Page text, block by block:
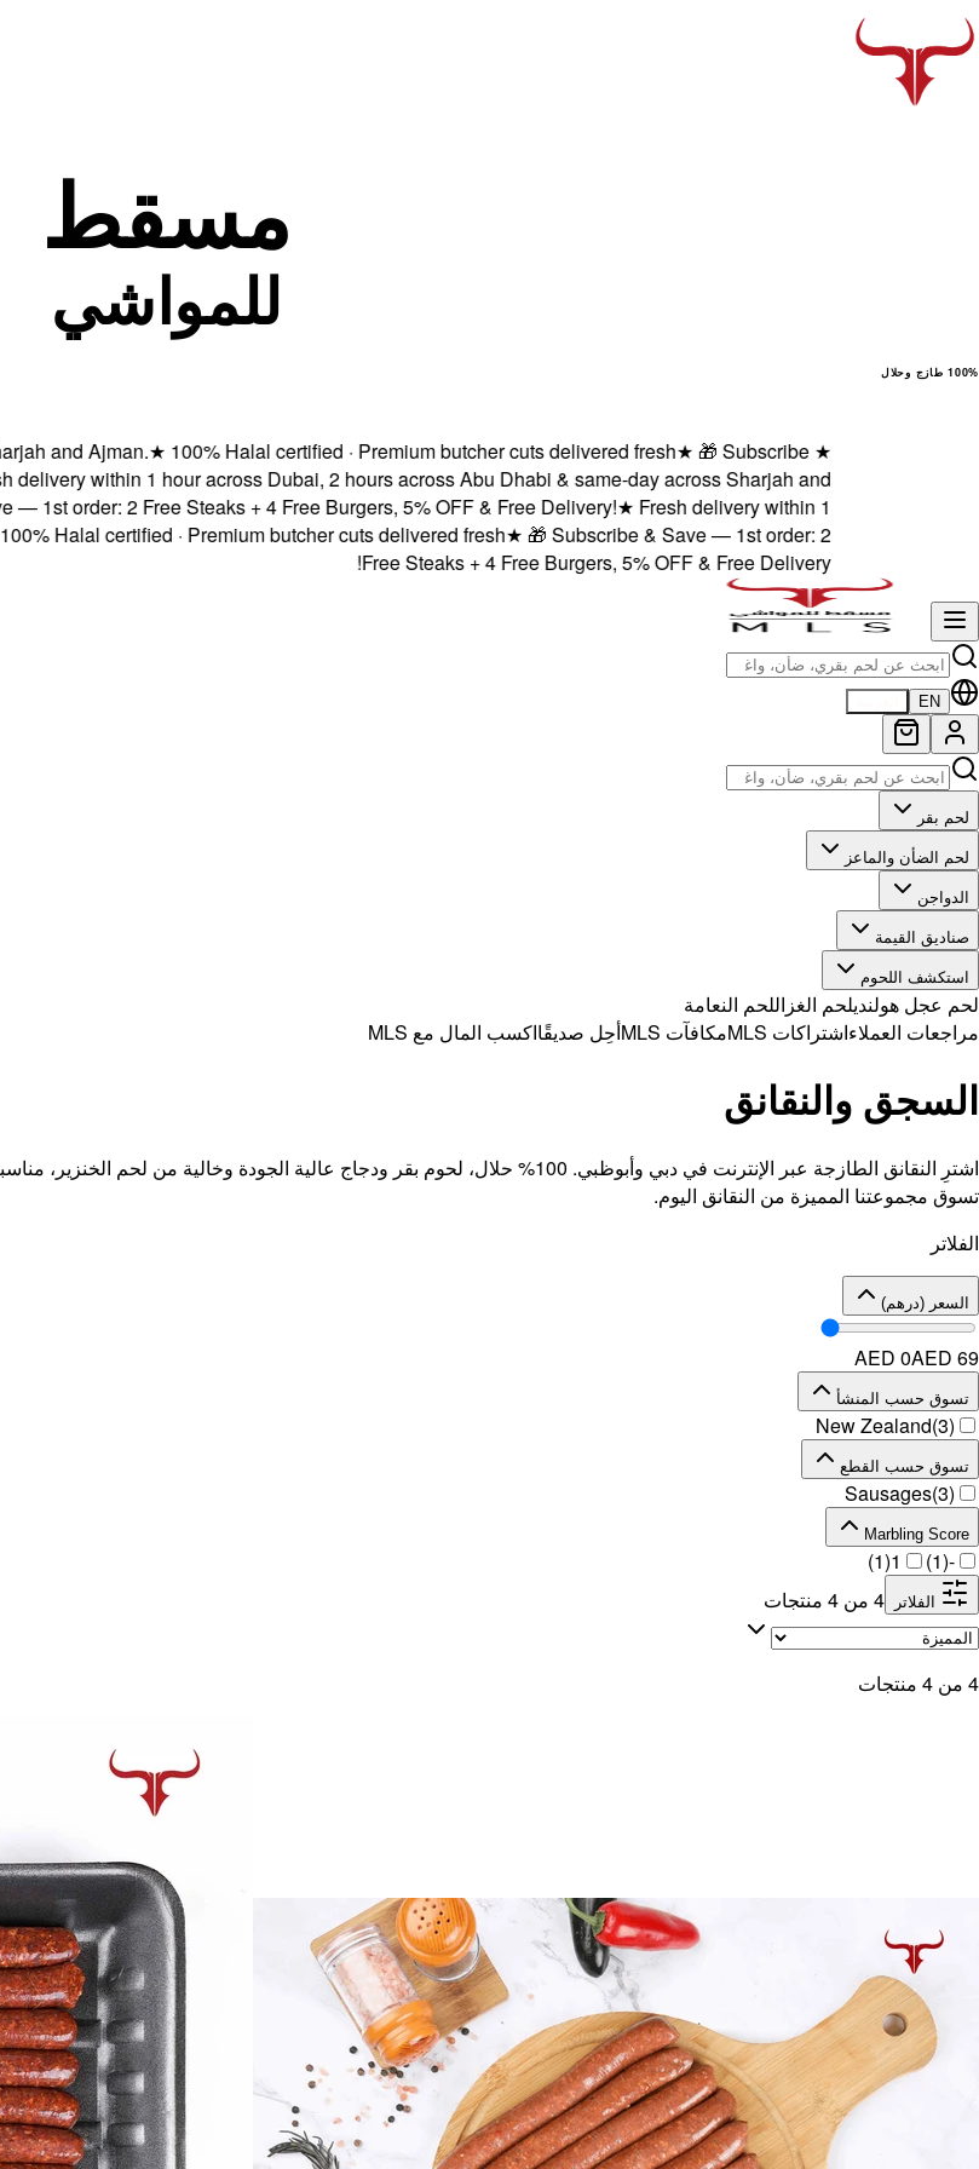
مسقط
للمواشي
100% طازج وحلال
★
and Ajman.★100% Halal certified · Premium butcher cuts delivered fresh★🎁 Subscribe
within 1 hour across Dubai, 2 hours across Abu Dhabi & same-day across Sharjah and
order: 2 Free Steaks + 4 Free Burgers, 5% OFF & Free Delivery!★Fresh delivery within 1
Halal certified · Premium butcher cuts delivered fresh★🎁 Subscribe & Save — 1st order: 2
Free Steaks + 4 Free Burgers, 5% OFF & Free Delivery!
EN
لحم بقر
لحم الضأن والماعز
الدواجن
صناديق القيمة
استكشف اللحوم
لحم عجل هولنديلحم الغزاللحم النعامة
مراجعات العملاءاشتراكات MLS مكافآت MLS أحِل صديقًااكسب المال مع MLS
السجق والنقانق
اشترِ النقانق الطازجة عبر الإنترنت في دبي وأبوظبي. 100% حلال، لحوم بقر ودجاج عالية
تسوق مجموعتنا المميزة من النقانق اليوم.
الفلاتر
السعر (درهم)
AED 0AED 69
تسوق حسب المنشأ
New Zealand(3)
تسوق حسب القطع
Sausages(3)
Marbling Score
-
(
1
)
1
(
1
)
الفلاتر 4 من 4 منتجات
4 من 4 منتجات